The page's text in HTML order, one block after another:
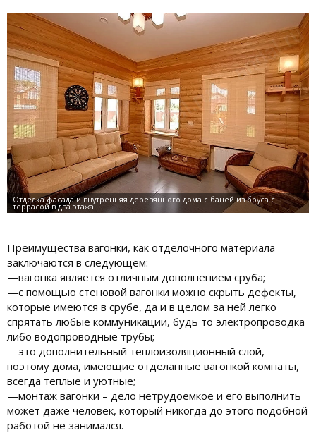
Преимущества вагонки, как отделочного материала
заключаются в следующем:
—вагонка является отличным дополнением сруба;
—с помощью стеновой вагонки можно скрыть дефекты,
которые имеются в срубе, да и в целом за ней легко
спрятать любые коммуникации, будь то электропроводка
либо водопроводные трубы;
—это дополнительный теплоизоляционный слой,
поэтому дома, имеющие отделанные вагонкой комнаты,
всегда теплые и уютные;
—монтаж вагонки – дело нетрудоемкое и его выполнить
может даже человек, который никогда до этого подобной
работой не занимался.